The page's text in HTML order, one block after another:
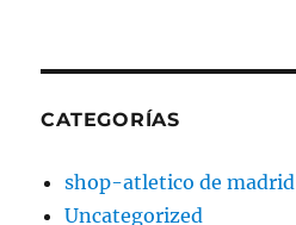
CATEGORÍAS
shop-atletico de madrid
Uncategorized